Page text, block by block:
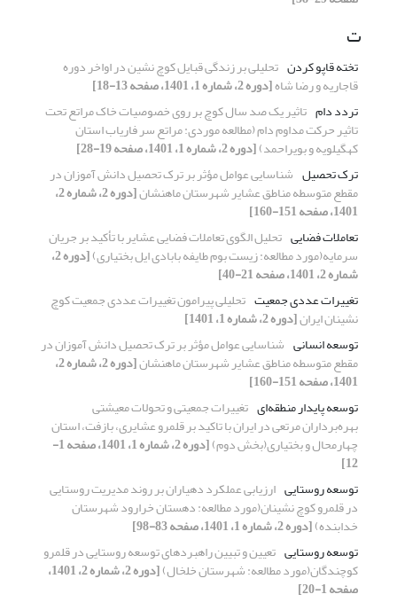
ت
تخته قاپو کردن تحلیلی بر زندگی قبایل کوچ نشین در اواخر دوره
قاجاریه و رضا شاه[دوره 2، شماره 1، 1401، صفحه 13-18]
تردد دام تاثیر یک صد سال کوچ بر روی خصوصیات خاک مراتع تحت
تاثیر حرکت مداوم دام (مطالعه موردی: مراتع سر فاریاب استان
کهگیلویه و بویراحمد)[دوره 2، شماره 1، 1401، صفحه 19-28]
ترک تحصیل شناسایی عوامل مؤثر بر ترک تحصیل دانش آموزان در
مقطع متوسطه مناطق عشایر شهرستان ماهنشان [دوره 2، شماره 2،
1401، صفحه 151-160]
تعاملات فضایی تحلیل الگوی تعاملات فضایی عشایر با تأکید بر جریان
سرمایه(مورد مطالعه: زیست بوم طایفه بابادی ایل بختیاری) [دوره 2،
شماره 2، 1401، صفحه 21-40]
تغییرات عددی جمعیت تحلیلی پیرامون تغییرات عددی جمعیت کوچ
نشینان ایران[دوره 2، شماره 1، 1401]
توسعه انسانی شناسایی عوامل مؤثر بر ترک تحصیل دانش آموزان در
مقطع متوسطه مناطق عشایر شهرستان ماهنشان [دوره 2، شماره 2،
1401، صفحه 151-160]
توسعه پایدار منطقه‌ای تغییرات جمعیتی و تحولات معیشتی
بهره‌برداران مرتعی در ایران با تاکید بر قلمرو عشایری، بازفت، استان
چهارمحال و بختیاری(بخش دوم) [دوره 2، شماره 1، 1401، صفحه 1-
12]
توسعه روستایی ارزیابی عملکرد دهیاران بر روند مدیریت روستایی
در قلمرو کوچ نشینان(مورد مطالعه: دهستان خرارود شهرستان
خدابنده)[دوره 2، شماره 1، 1401، صفحه 83-98]
توسعه روستایی تعیین و تبیین راهبردهای توسعه روستایی در قلمرو
کوچندگان(مورد مطالعه: شهرستان خلخال) [دوره 2، شماره 2، 1401،
صفحه 1-20]